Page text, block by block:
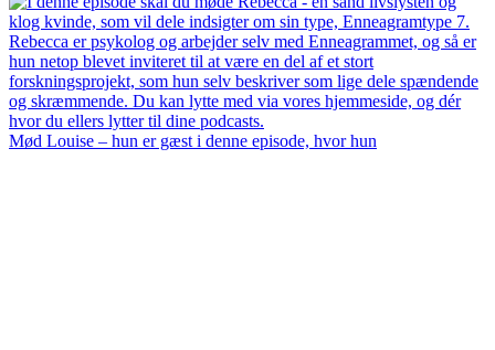
Mød Louise – hun er gæst i denne episode, hvor hun